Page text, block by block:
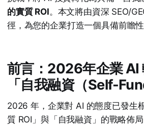
的實質 ROI。本文將由資深 SEO/
徑，為您的企業打造一個具備前瞻
前言：2026年企業
「自我融資（Self-
2026 年，企業對 AI 的態度已發生
質 ROI」與「自我融資」的戰略佈